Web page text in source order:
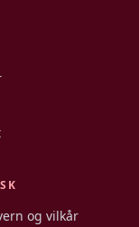
og vilkår